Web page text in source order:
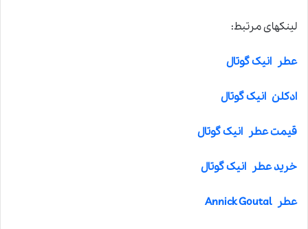
لینکهای مرتبط:
عطر انیک گوتال
ادکلن انیک گوتال
قیمت عطر انیک گوتال
خرید عطر انیک گوتال
عطر Annick Goutal